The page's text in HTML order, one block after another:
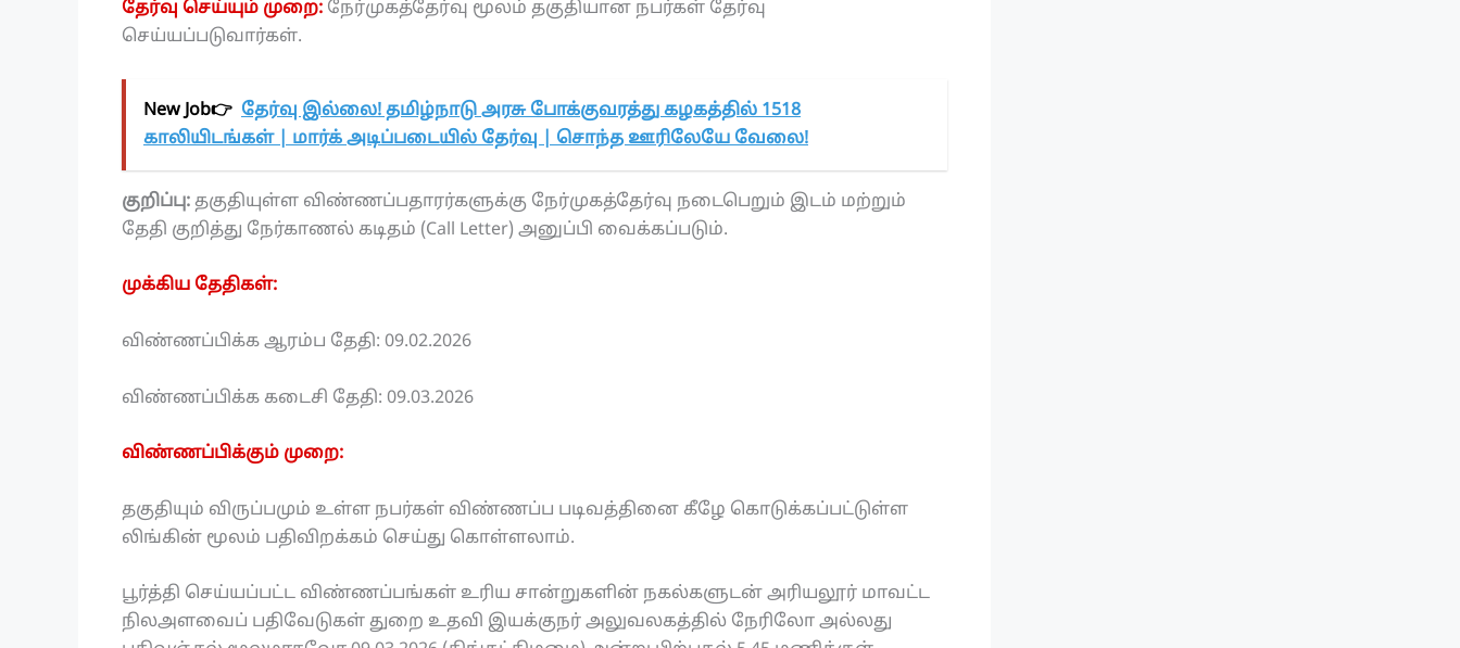
தேர்வு செய்யும் முறை: நேர்முகத்தேர்வு மூலம் தகுதியான நபர்கள் தேர்வு
செய்யப்படுவார்கள்.
New Job👉 தேர்வு இல்லை! தமிழ்நாடு அரசு போக்குவரத்து கழகத்தில் 1518
காலியிடங்கள் | மார்க் அடிப்படையில் தேர்வு | சொந்த ஊரிலேயே வேலை!
குறிப்பு: தகுதியுள்ள விண்ணப்பதாரர்களுக்கு நேர்முகத்தேர்வு நடைபெறும் இடம் மற்றும்
தேதி குறித்து நேர்காணல் கடிதம் (Call Letter) அனுப்பி வைக்கப்படும்.
முக்கிய தேதிகள்:
விண்ணப்பிக்க ஆரம்ப தேதி: 09.02.2026
விண்ணப்பிக்க கடைசி தேதி: 09.03.2026
விண்ணப்பிக்கும் முறை:
தகுதியும் விருப்பமும் உள்ள நபர்கள் விண்ணப்ப படிவத்தினை கீழே கொடுக்கப்பட்டுள்ள
லிங்கின் மூலம் பதிவிறக்கம் செய்து கொள்ளலாம்.
பூர்த்தி செய்யப்பட்ட விண்ணப்பங்கள் உரிய சான்றுகளின் நகல்களுடன் அரியலூர் மாவட்ட
நிலஅளவைப் பதிவேடுகள் துறை உதவி இயக்குநர் அலுவலகத்தில் நேரிலோ அல்லது